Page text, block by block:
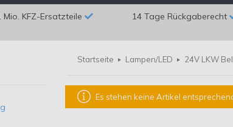
Mio. KFZ-Ersatzteile 14 Tage Rückgaberecht
Startseite Lampen/LED 24V LKW
Es stehen keine Artikel